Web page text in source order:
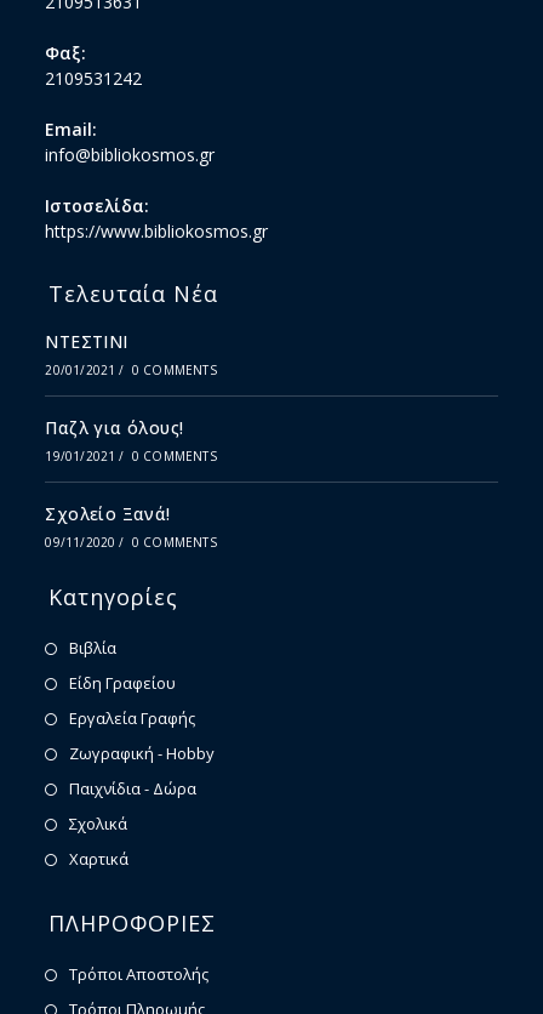
Φαξ:
2109531242
Email:
info@bibliokosmos.gr
Ιστοσελίδα:
https://www.bibliokosmos.gr
Τελευταία Νέα
ΝΤΕΣΤΙΝΙ
20/01/2021 / 0 COMMENTS
Παζλ για όλους!
19/01/2021 / 0 COMMENTS
Σχολείο Ξανά!
09/11/2020 / 0 COMMENTS
Κατηγορίες
Βιβλία
Είδη Γραφείου
Εργαλεία Γραφής
Ζωγραφική - Hobby
Παιχνίδια - Δώρα
Σχολικά
Χαρτικά
ΠΛΗΡΟΦΟΡΙΕΣ
Τρόποι Αποστολής
Τρόποι Πληρωμής